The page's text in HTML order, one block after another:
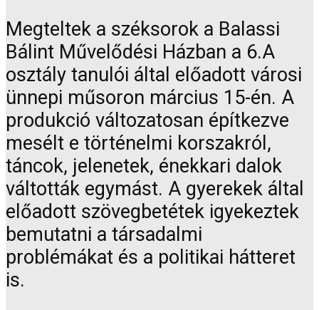
Megteltek a széksorok a Balassi
Bálint Művelődési Házban a 6.A
osztály tanulói által előadott városi
ünnepi műsoron március 15-én. A
produkció változatosan építkezve
mesélt e történelmi korszakról,
táncok, jelenetek, énekkari dalok
váltották egymást. A gyerekek által
előadott szövegbetétek igyekeztek
bemutatni a társadalmi
problémákat és a politikai hátteret
is.